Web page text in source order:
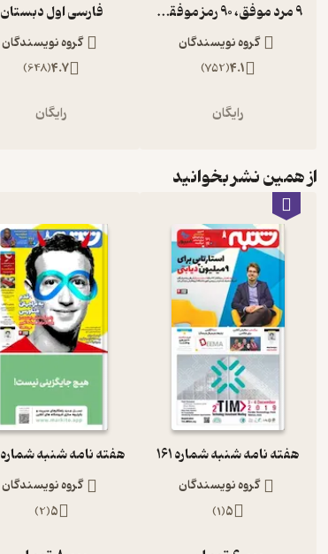
9 مرد موفق، 90 رمز موفقیت
گروه نویسندگان
4.1
(
752
)
رایگان
فارسی اول دبستان
گروه نویسندگان
4.7
(
648
)
رایگان
از همین نشر بخوانید
هفته نامه شنبه شماره 161
گروه نویسندگان
5
(
1
)
گروه نویسندگان
5
(
2
)